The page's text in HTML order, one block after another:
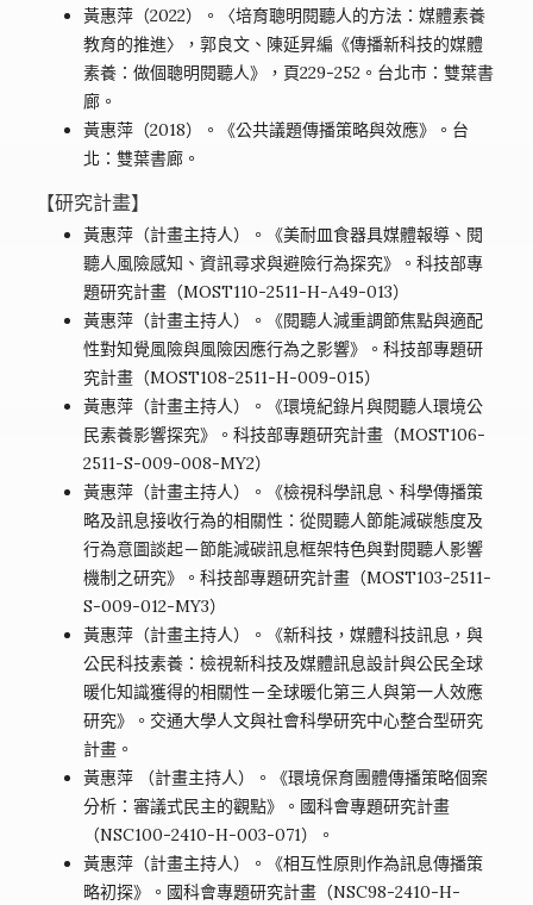
黃惠萍（2022）。〈培育聰明閱聽人的方法：媒體素養
教育的推進〉，郭良文、陳延昇編《傳播新科技的媒體
素養：做個聰明閱聽人》，頁229-252。台北市：雙葉書
廊。
黃惠萍（2018）。《公共議題傳播策略與效應》。台
北：雙葉書廊。
【研究計畫】
黃惠萍（計畫主持人）。《美耐皿食器具媒體報導、閱
聽人風險感知、資訊尋求與避險行為探究》。科技部專
題研究計畫（MOST110-2511-H-A49-013）
黃惠萍（計畫主持人）。《閱聽人減重調節焦點與適配
性對知覺風險與風險因應行為之影響》。科技部專題研
究計畫（MOST108-2511-H-009-015）
黃惠萍（計畫主持人）。《環境紀錄片與閱聽人環境公
民素養影響探究》。科技部專題研究計畫（MOST106-
2511-S-009-008-MY2）
黃惠萍（計畫主持人）。《檢視科學訊息、科學傳播策
略及訊息接收行為的相關性：從閱聽人節能減碳態度及
行為意圖談起－節能減碳訊息框架特色與對閱聽人影響
機制之研究》。科技部專題研究計畫（MOST103-2511-
S-009-012-MY3）
黃惠萍（計畫主持人）。《新科技，媒體科技訊息，與
公民科技素養：檢視新科技及媒體訊息設計與公民全球
暖化知識獲得的相關性－全球暖化第三人與第一人效應
研究》。交通大學人文與社會科學研究中心整合型研究
計畫。
黃惠萍 （計畫主持人）。《環境保育團體傳播策略個案
分析：審議式民主的觀點》。國科會專題研究計畫
（NSC100-2410-H-003-071）。
黃惠萍（計畫主持人）。《相互性原則作為訊息傳播策
略初探》。國科會專題研究計畫（NSC98-2410-H-